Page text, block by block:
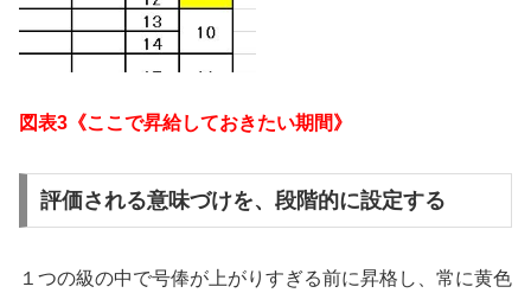
図表3《ここで昇給しておきたい期間》
評価される意味づけを、段階的に設定する
１つの級の中で号俸が上がりすぎる前に昇格し、常に黄色